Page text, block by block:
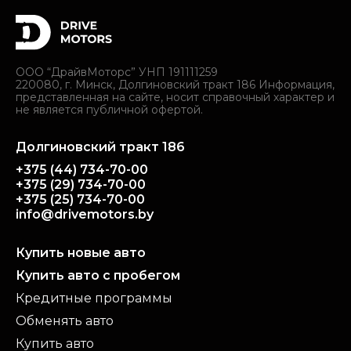
ООО “ДрайвМоторс” УНП 191111259
220080, г. Минск, Долгиновский тракт 186 Информация,
представленная на сайте, носит справочный характер и
не является публичной офертой.
Долгиновский тракт 186
+375 (44) 734-70-00
+375 (29) 734-70-00
+375 (25) 734-70-00
info@drivemotors.by
Купить новые авто
Купить авто с пробегом
Кредитные программы
Обменять авто
Купить авто